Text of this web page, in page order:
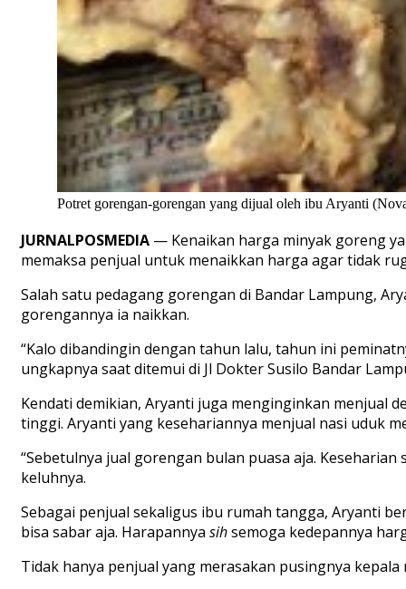
Potret gorengan-gorengan yang dijual oleh ibu Aryanti
JURNALPOSMEDIA — Kenaikan harga minyak goreng
memaksa penjual untuk menaikkan harga agar tidak
Salah satu pedagang gorengan di Bandar Lampung,
gorengannya ia naikkan.
“Kalo dibandingin dengan tahun lalu, tahun ini
ungkapnya saat ditemui di Jl Dokter Susilo Bandar
Kendati demikian, Aryanti juga menginginkan menjual
tinggi. Aryanti yang kesehariannya menjual nasi uduk
“Sebetulnya jual gorengan bulan puasa aja.
keluhnya.
Sebagai penjual sekaligus ibu rumah tangga, Aryanti
bisa sabar aja. Harapannya sihsemoga kedepannya
Tidak hanya penjual yang merasakan pusingnya